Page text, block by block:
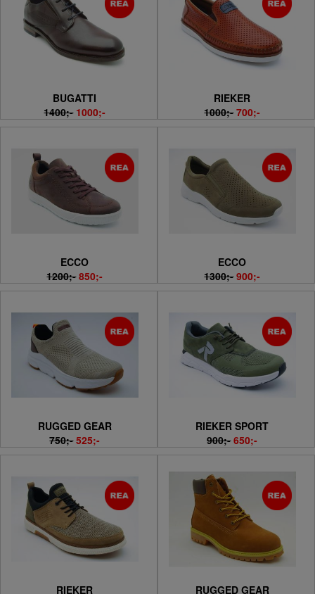
BUGATTI
1400;- 1000;-
RIEKER
1000;- 700;-
ECCO
1200;- 850;-
ECCO
1300;- 900;-
RUGGED GEAR
750;- 525;-
RIEKER SPORT
900;- 650;-
RIEKER RUGGED GEAR